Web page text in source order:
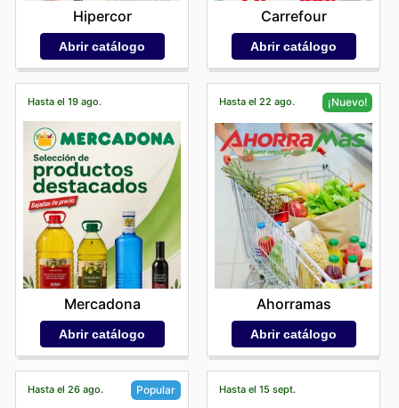
Hipercor
Abrir catálogo
Carrefour
Abrir catálogo
Hasta el 19 ago.
Mercadona
Abrir catálogo
Hasta el 22 ago. ¡Nuevo!
Ahorramas
Abrir catálogo
Hasta el 26 ago. Popular Hasta el 15 sept.